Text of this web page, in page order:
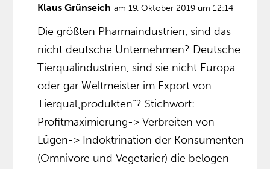
Klaus Grünseich am 19. Oktober 2019 um 12:14
Die größten Pharmaindustrien, sind das
nicht deutsche Unternehmen? Deutsche
Tierqualindustrien, sind sie nicht Europa
oder gar Weltmeister im Export von
Tierqual„produkten“? Stichwort:
Profitmaximierung-> Verbreiten von
Lügen-> Indoktrination der Konsumenten
(Omnivore und Vegetarier) die belogen